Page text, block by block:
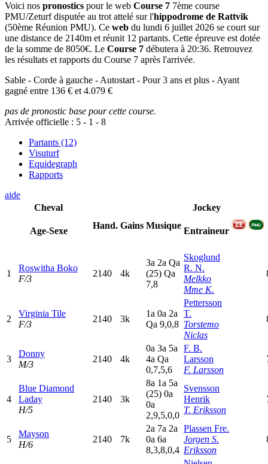
Voici nos pronostics pour le web Course 7 7ème course
PMU/Zeturf disputée au trot attelé sur l'hippodrome de Rattvik
(50ème Réunion PMU). Ce web du lundi 6 juillet 2026 se court sur
une distance de 2140m et réunit 12 partants. Cette épreuve est dotée
de la somme de 8050€. Le Course 7 débutera à 20:36. Retrouvez
les résultats et rapports du Course 7 après l'arrivée.
Sable - Corde à gauche - Autostart - Pour 3 ans et plus - Ayant
gagné entre 136 € et 4.079 €
pas de pronostic base pour cette course.
Arrivée officielle : 5 - 1 - 8
Partants (12)
Visuturf
Equidegraph
Rapports
aide
Cheval
Age-Sexe
Hand. Gains Musique
Jockey
Entraineur
1
Roswitha Boko
F/3
2140 4k
3a 2a Qa
(25) Qa
7,8
Skoglund
R. N.
Melkko
Mme K.
2
Virginia Tile
F/3
2140 3k
1a 0a 2a
Qa 9,0,8
Pettersson
T.
Torstemo
Niclas
3
Donny
M/3
2140 4k
0a 3a 5a
4a Qa
0,7,5,6
F. B.
Larsson
F. Larsson
4
Blue Diamond
Laday
H/5
2140 3k
8a 1a 5a
(25) 0a
0a
2,9,5,0,0
Svensson
Henrik
T. Eriksson
5
Mayson
H/6
2140 7k
2a 7a 2a
0a 6a
8,3,8,0,4
Plassen Fre.
Jorgen S.
Eriksson